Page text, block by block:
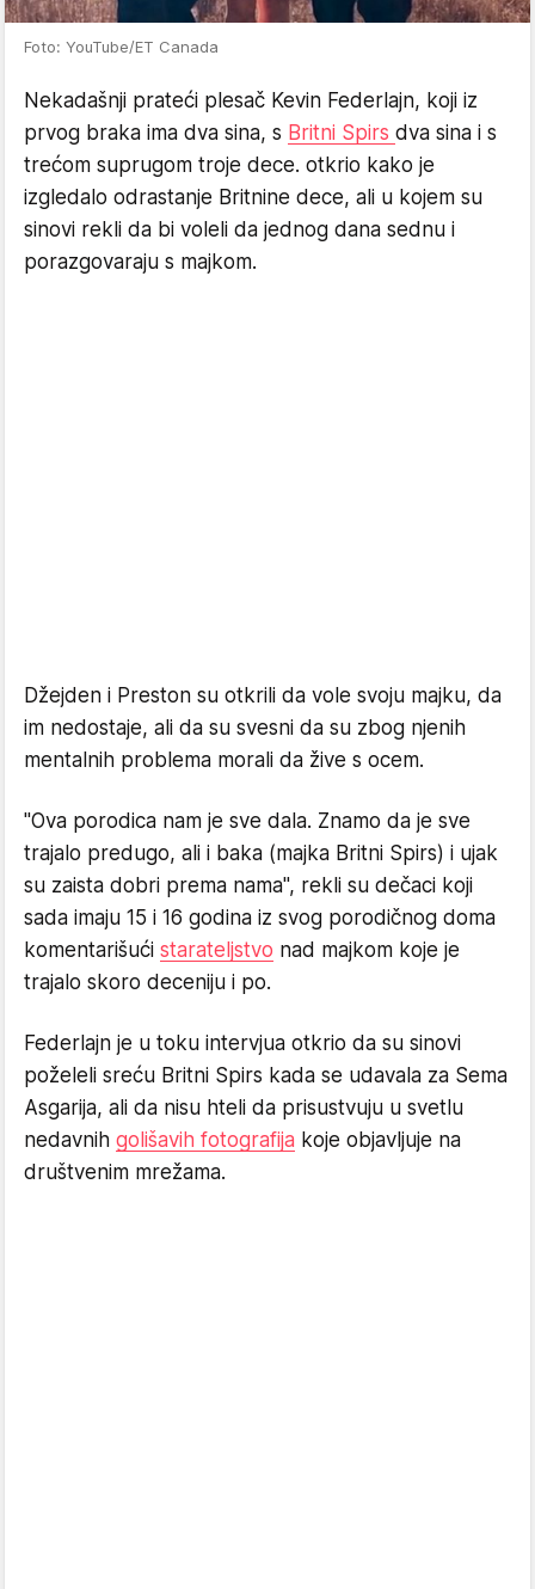
Foto: YouTube/ET Canada
Nekadašnji prateći plesač Kevin Federlajn, koji iz
prvog braka ima dva sina, s Britni Spirs dva sina i s
trećom suprugom troje dece. otkrio kako je
izgledalo odrastanje Britnine dece, ali u kojem su
sinovi rekli da bi voleli da jednog dana sednu i
porazgovaraju s majkom.
Džejden i Preston su otkrili da vole svoju majku, da
im nedostaje, ali da su svesni da su zbog njenih
mentalnih problema morali da žive s ocem.
"Ova porodica nam je sve dala. Znamo da je sve
trajalo predugo, ali i baka (majka Britni Spirs) i ujak
su zaista dobri prema nama", rekli su dečaci koji
sada imaju 15 i 16 godina iz svog porodičnog doma
komentarišući starateljstvo nad majkom koje je
trajalo skoro deceniju i po.
Federlajn je u toku intervjua otkrio da su sinovi
poželeli sreću Britni Spirs kada se udavala za Sema
Asgarija, ali da nisu hteli da prisustvuju u svetlu
nedavnih golišavih fotografija koje objavljuje na
društvenim mrežama.